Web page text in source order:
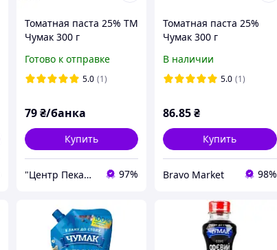
Томатная паста 25% ТМ
Чумак 300 г
Готово к отправке
5.0 (1)
79₴/банка
Купить
"Центр Пекарей "АРИАНТА" ООО 97%
Томатная паста 25%
Чумак 300 г
В наличии
5.0 (1)
86.85₴
Купить
Bravo Market 98%